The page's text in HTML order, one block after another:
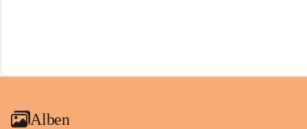
Alben